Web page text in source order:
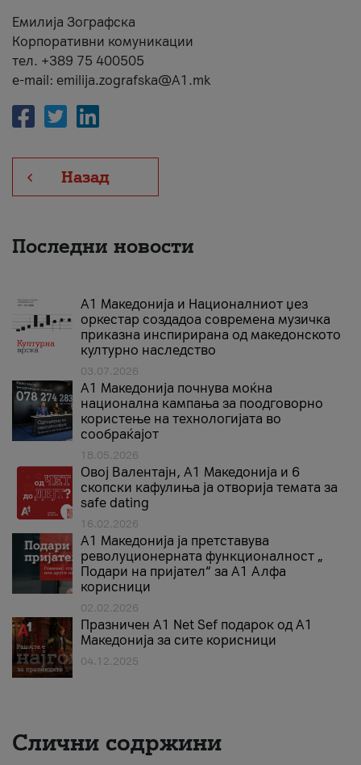
Емилија Зографска
Корпоративни комуникации
тел. +389 75 400505
e-mail: emilija.zografska@A1.mk
Назад
Последни новости
А1 Македонија и Националниот џез
оркестар создадоа современа музичка
приказна инспирирана од македонското
културно наследство
03.07.2026
A1 Македонија почнува моќна
национална кампања за поодговорно
користење на технологијата во
сообраќајот
18.05.2026
Овој Валентајн, A1 Македонија и 6
скопски кафулиња ја отворија темата за
safe dating
16.02.2026
А1 Македонија ја претставува
револуционерната функционалност „
Подари на пријател“ за А1 Алфа
корисници
02.02.2026
Празничен A1 Net Sеf подарок од А1
Македонија за сите корисници
04.12.2025
Слични содржини